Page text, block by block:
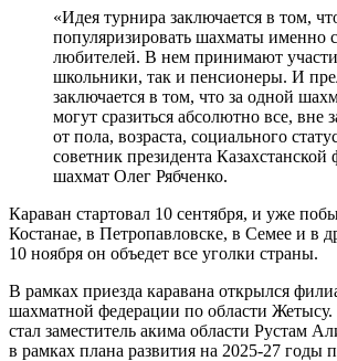
«Идея турнира заключается в том,
популяризировать шахматы именно
любителей. В нем принимают
школьники, так и пенсионеры. И
заключается в том, что за одной
могут сразиться абсолютно все, вне
от пола, возраста, социального
советник президента Казахстанской
шахмат Олег Рябченко.
Караван стартовал 10 сентября, и уже
Костанае, в Петропавловске, в Семее и в
10 ноября он объедет все уголки страны.
В рамках приезда каравана открылся
шахматной федерации по области Жетысу.
стал заместитель акима области Рустам
в рамках плана развития на 2025-27 годы